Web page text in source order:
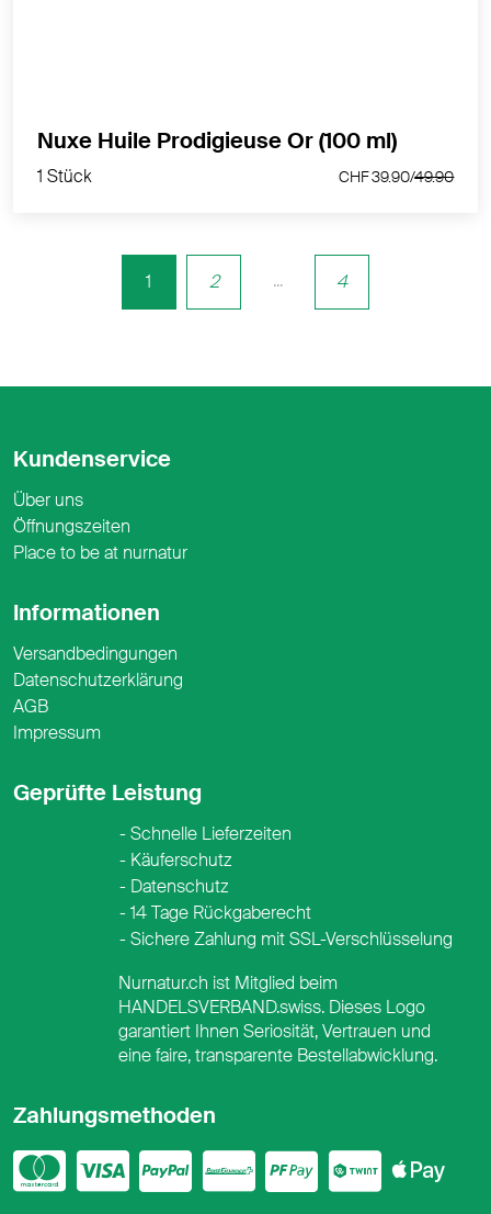
1 Stück CHF 39.90/
Nuxe Huile Prodigieuse Or (100 ml)
1 Stück CHF 39.90/49.90
1 2 ... 4
Kundenservice
Über uns
Öffnungszeiten
Place to be at nurnatur
Informationen
Versandbedingungen
Datenschutzerklärung
AGB
Impressum
Geprüfte Leistung
Schnelle Lieferzeiten
Käuferschutz
Datenschutz
14 Tage Rückgaberecht
Sichere Zahlung mit SSL-Verschlüsselung
Zahlungsmethoden
Mastercard
VisaPayPal
PostFinance
Twint
Nurnatur.ch ist Mitglied beim
HANDELSVERBAND.swiss. Dieses Logo
garantiert Ihnen Seriosität, Vertrauen und
eine faire, transparente Bestellabwicklung.